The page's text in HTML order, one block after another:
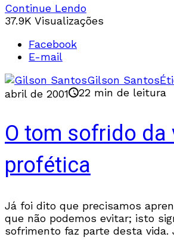
pastoral) suficiente
Continue Lendo
37.9K Visualizações
Facebook
E-mail
Gilson Santos
abril de 2001
22 min de leitura
O tom sofrido da
profética
Já foi dito que precisamos
que não podemos evitar; isto
sofrimento faz parte desta vida.